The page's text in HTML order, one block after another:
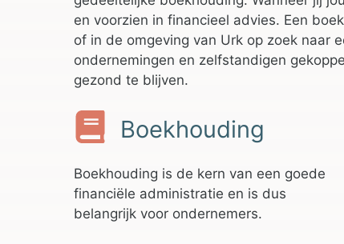
en voorzien in financieel advies. Een
of in de omgeving van Urk op zoek naar
ondernemingen en zelfstandigen
gezond te blijven.
Boekhouding
Boekhouding is de kern van een goede
financiële administratie en is dus
belangrijk voor ondernemers.